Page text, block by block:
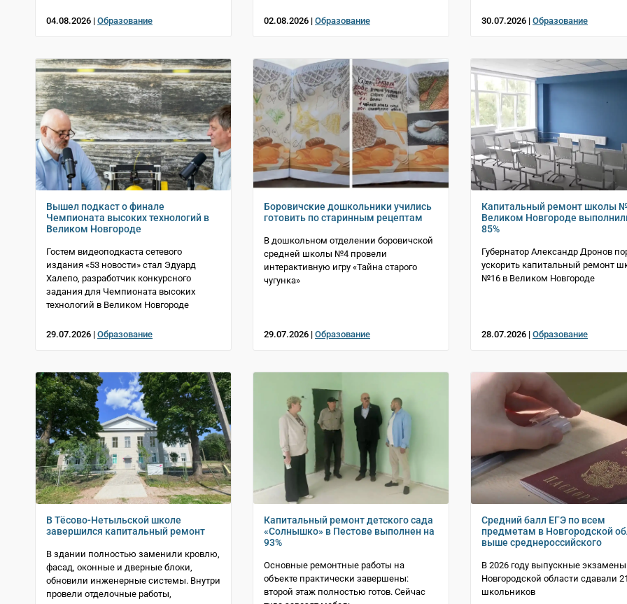
04.08.2026 | Образование 02.08.2026 | Образование 30.07.2026 | Образование
Вышел подкаст о финале
Чемпионата высоких технологий в
Великом Новгороде
Гостем видеоподкаста сетевого
издания «53 новости» стал Эдуард
Халепо, разработчик конкурсного
задания для Чемпионата высоких
технологий в Великом Новгороде
29.07.2026 | Образование
Боровичские дошкольники учились
готовить по старинным рецептам
В дошкольном отделении боровичской
средней школы №4 провели
интерактивную игру «Тайна старого
чугунка»
29.07.2026 | Образование
Капитальный ремонт школы
Великом Новгороде
85%
Губернатор Александр Дронов
ускорить капитальный ремонт
№16 в Великом Новгороде
28.07.2026 | Образование
В Тёсово-Нетыльской школе
завершился капитальный ремонт
В здании полностью заменили кровлю,
фасад, оконные и дверные блоки,
обновили инженерные системы. Внутри
провели отделочные работы,
Капитальный ремонт детского сада
«Солнышко» в Пестове выполнен на
93%
Основные ремонтные работы на
объекте практически завершены:
второй этаж полностью готов. Сейчас
Средний балл ЕГЭ по всем
предметам в Новгородской
выше среднероссийского
В 2026 году выпускные
Новгородской области сдавали
школьников